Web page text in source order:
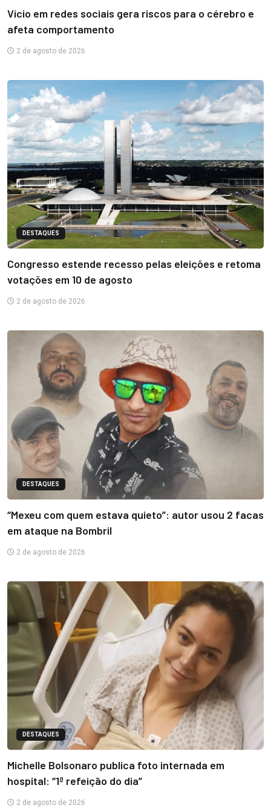
Vício em redes sociais gera riscos para o cérebro e
afeta comportamento
2 de agosto de 2026
DESTAQUES
Congresso estende recesso pelas eleições e retoma
votações em 10 de agosto
2 de agosto de 2026
DESTAQUES
“Mexeu com quem estava quieto”: autor usou 2 facas
em ataque na Bombril
2 de agosto de 2026
DESTAQUES
Michelle Bolsonaro publica foto internada em
hospital: “1ª refeição do dia”
2 de agosto de 2026